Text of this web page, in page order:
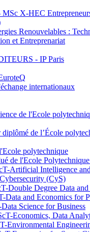
MSc X-HEC
Renouvelables :
et Entreprenariat
- IP Paris
internationaux
de l'Ecole
de l’École
polytechnique
de l'Ecole
Artificial Intelligence
(CyS)
Double Degree Data
Data and Economics for
Science for Business
Economics, Data
Environmental